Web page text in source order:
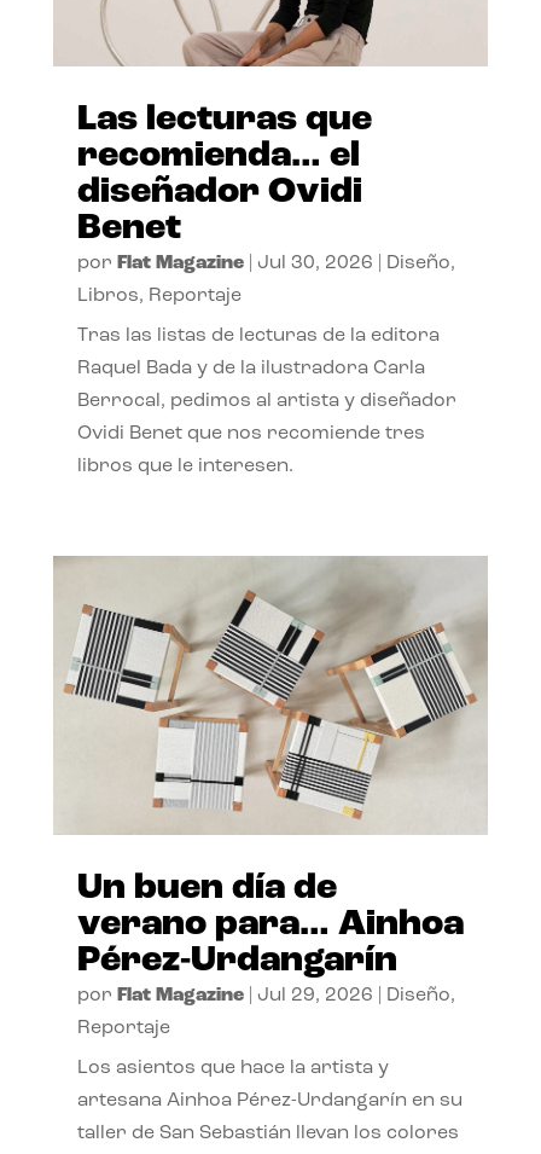
Las lecturas que
recomienda… el
diseñador Ovidi
Benet
por Flat Magazine| Jul 30, 2026 Diseño,
Libros, Reportaje
Tras las listas de lecturas de la editora
Raquel Bada y de la ilustradora Carla
Berrocal, pedimos al artista y diseñador
Ovidi Benet que nos recomiende tres
libros que le interesen.
Un buen día de
verano para… Ainhoa
Pérez-Urdangarín
por Flat Magazine| Jul 29, 2026 Diseño,
Reportaje
Los asientos que hace la artista y
artesana Ainhoa Pérez-Urdangarín en su
taller de San Sebastián llevan los colores